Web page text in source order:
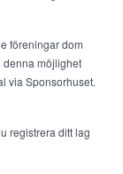
föreningar dom
denna möjlighet
via Sponsorhuset.
registrera ditt lag